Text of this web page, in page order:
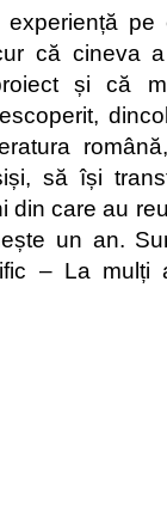
pe
că cineva
și că
să își
din care au
un an.
– La